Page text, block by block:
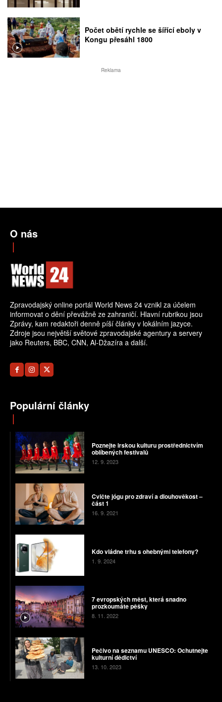
Počet obětí rychle se šířící eboly v
Kongu přesáhl 1800
Reklama
O nás
Zpravodajský online portál World News 24 vznikl za účelem
informovat o dění převážně ze zahraničí. Hlavní rubrikou jsou
Zprávy, kam redaktoři denně píší články v lokálním jazyce.
Zdroje jsou největší světové zpravodajské agentury a servery
jako Reuters, BBC, CNN, Al-Džazíra a další.
Populární články
Poznejte irskou kulturu prostřednictvím
oblíbených festivalů
12. 9. 2023
Cvičte jógu pro zdraví a dlouhověkost –
část 1
16. 9. 2021
Kdo vládne trhu s ohebnými telefony?
1. 9. 2024
7 evropských měst, která snadno
prozkoumáte pěšky
8. 11. 2022
Pečivo na seznamu UNESCO: Ochutnejte
kulturní dědictví
13. 10. 2023